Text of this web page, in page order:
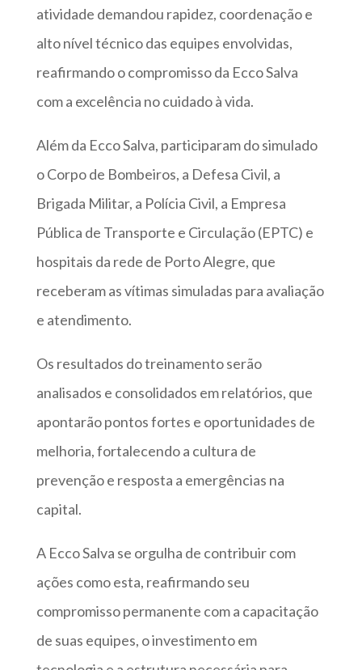
atividade demandou rapidez, coordenação e
alto nível técnico das equipes envolvidas,
reafirmando o compromisso da Ecco Salva
com a excelência no cuidado à vida.
Além da Ecco Salva, participaram do simulado
o Corpo de Bombeiros, a Defesa Civil, a
Brigada Militar, a Polícia Civil, a Empresa
Pública de Transporte e Circulação (EPTC) e
hospitais da rede de Porto Alegre, que
receberam as vítimas simuladas para avaliação
e atendimento.
Os resultados do treinamento serão
analisados e consolidados em relatórios, que
apontarão pontos fortes e oportunidades de
melhoria, fortalecendo a cultura de
prevenção e resposta a emergências na
capital.
A Ecco Salva se orgulha de contribuir com
ações como esta, reafirmando seu
compromisso permanente com a capacitação
de suas equipes, o investimento em